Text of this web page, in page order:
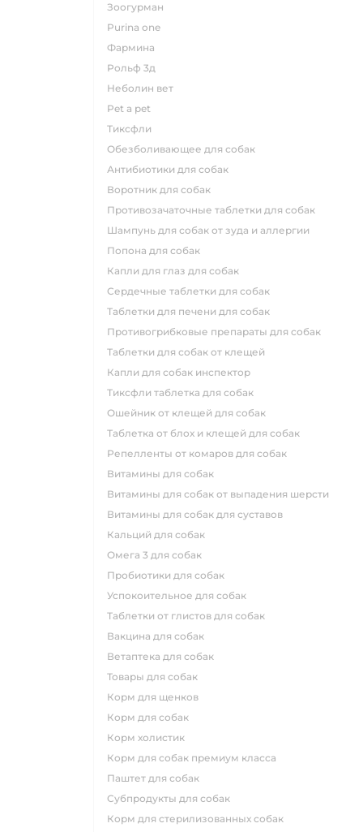
зоогурман
purina one
фармина
рольф 3д
неболин вет
pet a pet
тиксфли
обезболивающее для собак
антибиотики для собак
воротник для собак
противозачаточные таблетки для собак
шампунь для собак от зуда и аллергии
попона для собак
капли для глаз для собак
сердечные таблетки для собак
таблетки для печени для собак
противогрибковые препараты для собак
таблетки для собак от клещей
капли для собак инспектор
тиксфли таблетка для собак
ошейник от клещей для собак
таблетка от блох и клещей для собак
репелленты от комаров для собак
витамины для собак
витамины для собак от выпадения шерсти
витамины для собак для суставов
кальций для собак
омега 3 для собак
пробиотики для собак
успокоительное для собак
таблетки от глистов для собак
вакцина для собак
ветаптека для собак
товары для собак
корм для щенков
корм для собак
корм холистик
корм для собак премиум класса
паштет для собак
субпродукты для собак
корм для стерилизованных собак